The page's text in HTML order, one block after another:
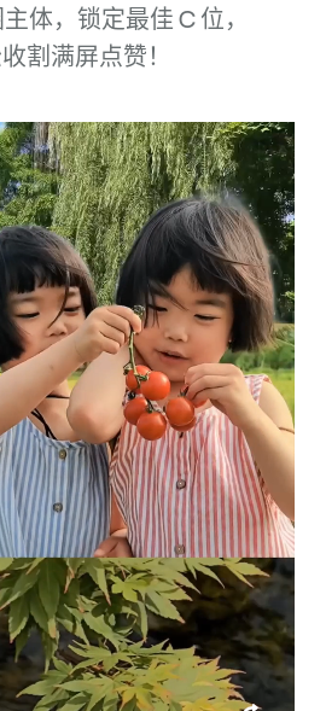
体，锁定最佳 C 位，
割满屏点⁠赞！